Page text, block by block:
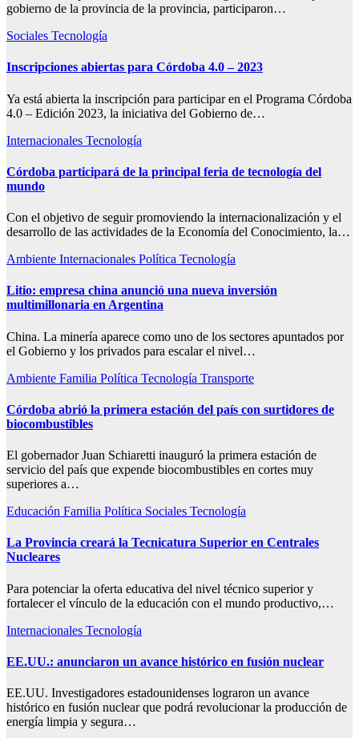
gobierno de la provincia de la provincia, participaron…
Sociales Tecnología
Inscripciones abiertas para Córdoba 4.0 – 2023
Ya está abierta la inscripción para participar en el Programa Córdoba
4.0 – Edición 2023, la iniciativa del Gobierno de…
Internacionales Tecnología
Córdoba participará de la principal feria de tecnología del
mundo
Con el objetivo de seguir promoviendo la internacionalización y el
desarrollo de las actividades de la Economía del Conocimiento, la…
Ambiente Internacionales Política Tecnología
Litio: empresa china anunció una nueva inversión
multimillonaria en Argentina
China. La minería aparece como uno de los sectores apuntados por
el Gobierno y los privados para escalar el nivel…
Ambiente Familia Política Tecnología Transporte
Córdoba abrió la primera estación del país con surtidores de
biocombustibles
El gobernador Juan Schiaretti inauguró la primera estación de
servicio del país que expende biocombustibles en cortes muy
superiores a…
Educación Familia Política Sociales Tecnología
La Provincia creará la Tecnicatura Superior en Centrales
Nucleares
Para potenciar la oferta educativa del nivel técnico superior y
fortalecer el vínculo de la educación con el mundo productivo,…
Internacionales Tecnología
EE.UU.: anunciaron un avance histórico en fusión nuclear
EE.UU. Investigadores estadounidenses lograron un avance
histórico en fusión nuclear que podrá revolucionar la producción de
energía limpia y segura…